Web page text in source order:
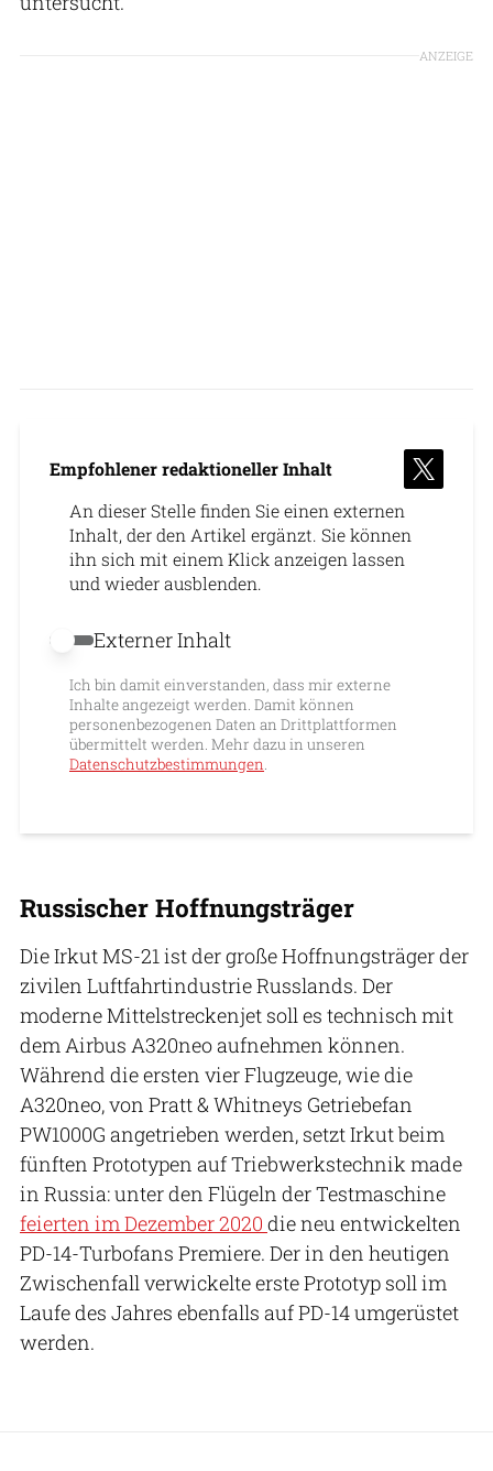
ANZEIGE
Empfohlener redaktioneller Inhalt
An dieser Stelle finden Sie einen externen
Inhalt, der den Artikel ergänzt. Sie können
ihn sich mit einem Klick anzeigen lassen
und wieder ausblenden.
Externer Inhalt erlauben
Externer Inhalt
Ich bin damit einverstanden, dass mir externe
Inhalte angezeigt werden. Damit können
personenbezogenen Daten an Drittplattformen
übermittelt werden. Mehr dazu in unseren
Datenschutzbestimmungen.
Russischer Hoffnungsträger
Die Irkut MS-21 ist der große Hoffnungsträger der
zivilen Luftfahrtindustrie Russlands. Der
moderne Mittelstreckenjet soll es technisch mit
dem Airbus A320neo aufnehmen können.
Während die ersten vier Flugzeuge, wie die
A320neo, von Pratt & Whitneys Getriebefan
PW1000G angetrieben werden, setzt Irkut beim
fünften Prototypen auf Triebwerkstechnik made
in Russia: unter den Flügeln der Testmaschine
feierten im Dezember 2020 die neu entwickelten
PD-14-Turbofans Premiere. Der in den heutigen
Zwischenfall verwickelte erste Prototyp soll im
Laufe des Jahres ebenfalls auf PD-14 umgerüstet
werden.